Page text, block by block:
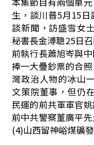
生，談川普5月15
談新聞，訪盛雪女
秘書長金溥聰25日
前執行長蕭旭岑與
捧一大疊鈔票的合
灣政治人物的冰山
文策院董事，但仍
民運的前共軍軍官
前中共警察董廣平
(4)山西留神峪煤礦